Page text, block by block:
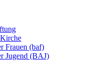
Frauen (baf)
Jugend (BAJ)